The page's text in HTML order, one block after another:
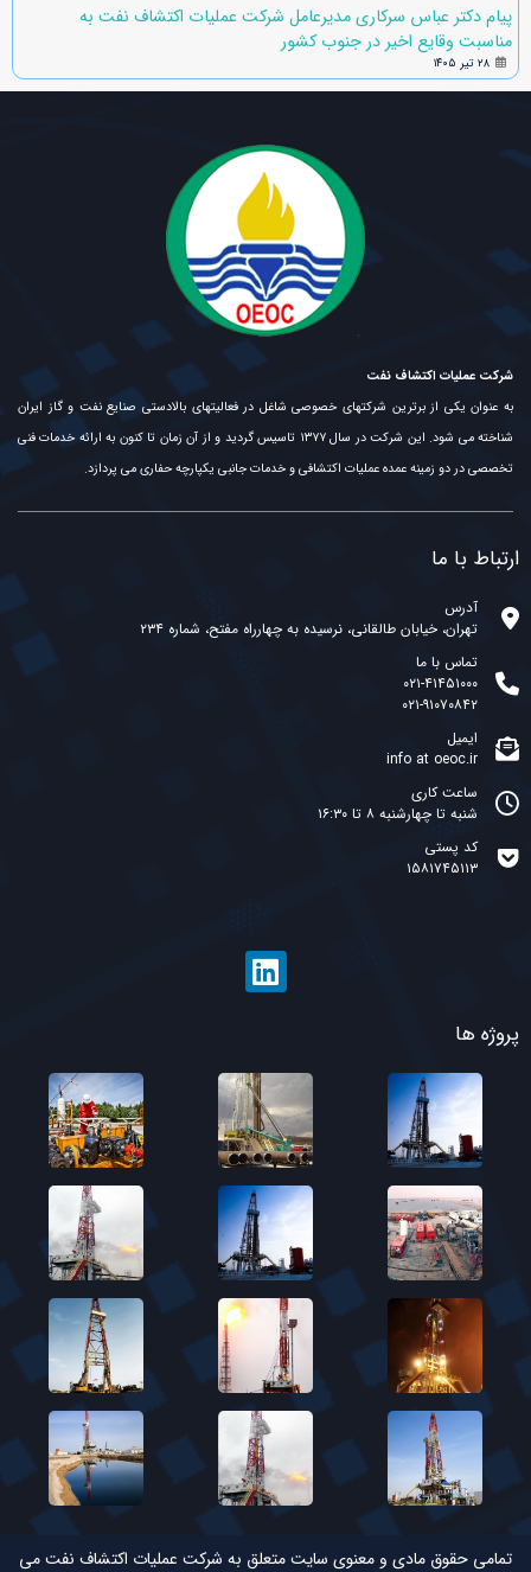
پیام دکتر عباس سرکاری مدیرعامل شرکت عملیات اکتشاف نفت به
مناسبت وقایع اخیر در جنوب کشور
۲۸ تیر ۱۴۰۵
شرکت عملیات اکتشاف نفت
به عنوان یکی از برترین شرکتهای خصوصی شاغل در فعالیتهای بالادستی صنایع نفت و گاز ایران
شناخته می شود. این شرکت در سال ۱۳۷۷ تاسیس گردید و از آن زمان تا کنون به ارائه خدمات فنی
تخصصی در دو زمینه عمده عملیات اکتشافی و خدمات جانبی یکپارچه حفاری می پردازد.
ارتباط با ما
آدرس
تهران، خیابان طالقانی، نرسیده به چهارراه مفتح، شماره ۲۳۴
تماس با ما
۰۲۱-۴۱۴۵۱۰۰۰
۰۲۱-۹۱۰۷۰۸۴۲
ایمیل
info at oeoc.ir
ساعت کاری
شنبه تا چهارشنبه ۸ تا ۱۶:۳۰
کد پستی
۱۵۸۱۷۴۵۱۱۳
پروژه ها
تمامی حقوق مادی و معنوی سایت متعلق به شرکت عملیات اکتشاف نفت می